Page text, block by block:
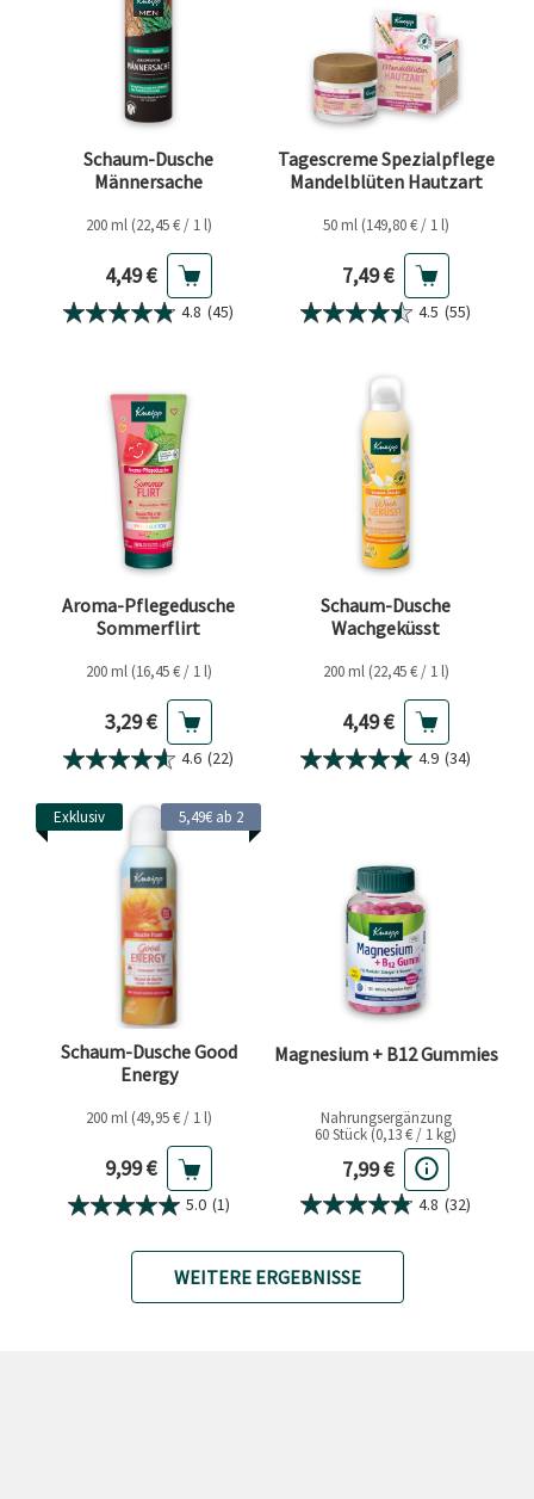
Schaum-Dusche
Männersache
200 ml (22,45 € / 1 l)
Aktueller Preis
4,49 €
4.8 (45)
Tagescreme Spezialpflege
Mandelblüten Hautzart
50 ml (149,80 € / 1 l)
Aktueller Preis
7,49 €
4.5 (55)
Aroma-Pflegedusche
Sommerflirt
200 ml (16,45 € / 1 l)
Aktueller Preis
3,29 €
4.6 (22)
Schaum-Dusche
Wachgeküsst
200 ml (22,45 € / 1 l)
Aktueller Preis
4,49 €
4.9 (34)
5,49€ ab 2
Exklusiv
Schaum-Dusche Good
Energy
200 ml (49,95 € / 1 l)
Aktueller Preis
9,99 €
5.0 (1)
Magnesium + B12 Gummies
Nahrungsergänzung
60 Stück (0,13 € / 1 kg)
Aktueller Preis
7,99 €
4.8 (32)
WEITERE ERGEBNISSE